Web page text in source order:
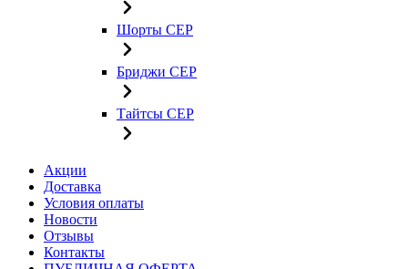
Шорты CEP
Бриджи CEP
Тайтсы CEP
Акции
Доставка
Условия оплаты
Новости
Отзывы
Контакты